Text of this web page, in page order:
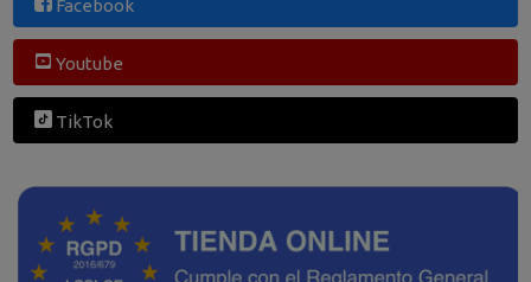
Facebook
Youtube
TikTok